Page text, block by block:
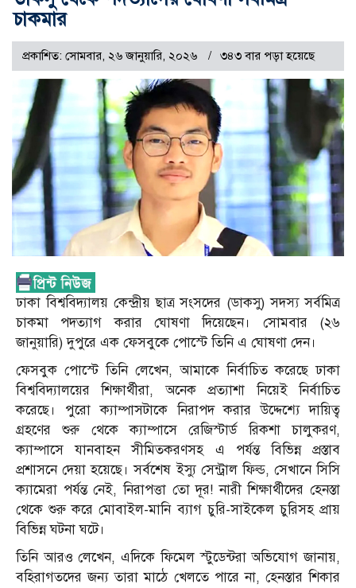
চাকমার
প্রকাশিত: সোমবার, ২৬ জানুয়ারি, ২০২৬ ৩৪৩ বার পড়া হয়েছে
ঢাকা বিশ্ববিদ্যালয় কেন্দ্রীয় ছাত্র সংসদের (ডাকসু) সদস্য সর্বমিত্র
চাকমা পদত্যাগ করার ঘোষণা দিয়েছেন। সোমবার (২৬
জানুয়ারি) দুপুরে এক ফেসবুকে পোস্টে তিনি এ ঘোষণা দেন।
ফেসবুক পোস্টে তিনি লেখেন, আমাকে নির্বাচিত করেছে ঢাকা
বিশ্ববিদ্যালয়ের শিক্ষার্থীরা, অনেক প্রত্যাশা নিয়েই নির্বাচিত
করেছে। পুরো ক্যাম্পাসটাকে নিরাপদ করার উদ্দেশ্যে দায়িত্ব
গ্রহণের শুরু থেকে ক্যাম্পাসে রেজিস্টার্ড রিকশা চালুকরণ,
ক্যাম্পাসে যানবাহন সীমিতকরণসহ এ পর্যন্ত বিভিন্ন প্রস্তাব
প্রশাসনে দেয়া হয়েছে। সর্বশেষ ইস্যু সেন্ট্রাল ফিল্ড, সেখানে সিসি
ক্যামেরা পর্যন্ত নেই, নিরাপত্তা তো দূর! নারী শিক্ষার্থীদের হেনস্তা
থেকে শুরু করে মোবাইল-মানি ব্যাগ চুরি-সাইকেল চুরিসহ প্রায়
বিভিন্ন ঘটনা ঘটে।
তিনি আরও লেখেন, এদিকে ফিমেল স্টুডেন্টরা অভিযোগ জানায়,
বহিরাগতদের জন্য তারা মাঠে খেলতে পারে না, হেনস্তার শিকার